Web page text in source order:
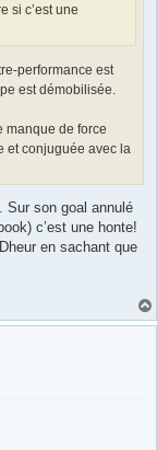
si c’est une
performance est
est démobilisée.
manque de force
et conjuguée avec la
Sur son goal annulé
c’est une honte!
en sachant que